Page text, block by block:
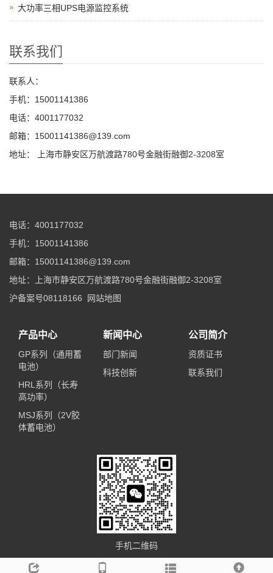
大功率三相UPS电源监控系统
联系我们
联系人：
手机：15001141386
电话：4001177032
邮箱：15001141386@139.com
地址： 上海市静安区万航渡路780号金融街融御2-3208室
电话：4001177032
手机：15001141386
邮箱：15001141386@139.com
地址：上海市静安区万航渡路780号金融街融御2-3208室
沪备案号08118166
网站地图
产品中心
GP系列（通用蓄
电池）
HRL系列（长寿
高功率）
MSJ系列（2V胶
体蓄电池）
新闻中心
部门新闻
科技创新
公司简介
资质证书
联系我们
手机二维码